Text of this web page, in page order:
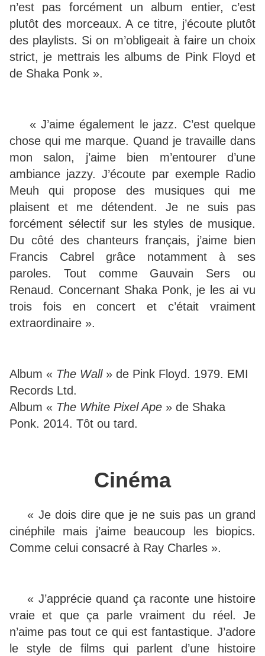
n’est pas forcément un album entier, c’est
plutôt des morceaux. A ce titre, j’écoute plutôt
des playlists. Si on m’obligeait à faire un choix
strict, je mettrais les albums de Pink Floyd et
de Shaka Ponk ».
« J’aime également le jazz. C’est quelque
chose qui me marque. Quand je travaille dans
mon salon, j’aime bien m’entourer d’une
ambiance jazzy. J’écoute par exemple Radio
Meuh qui propose des musiques qui me
plaisent et me détendent. Je ne suis pas
forcément sélectif sur les styles de musique.
Du côté des chanteurs français, j’aime bien
Francis Cabrel grâce notamment à ses
paroles. Tout comme Gauvain Sers ou
Renaud. Concernant Shaka Ponk, je les ai vu
trois fois en concert et c’était vraiment
extraordinaire ».
Album « The Wall» de Pink Floyd. 1979. EMI
Records Ltd.
Album « The White Pixel Ape » de Shaka
Ponk. 2014. Tôt ou tard.
Cinéma
« Je dois dire que je ne suis pas un grand
cinéphile mais j’aime beaucoup les biopics.
Comme celui consacré à Ray Charles ».
« J’apprécie quand ça raconte une histoire
vraie et que ça parle vraiment du réel. Je
n’aime pas tout ce qui est fantastique. J’adore
le style de films qui parlent d’une histoire